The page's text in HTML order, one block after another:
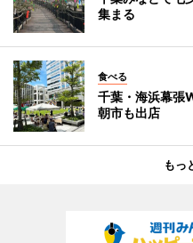
集まる
食べる
千葉・海浜幕張
朝市も出店
もっ